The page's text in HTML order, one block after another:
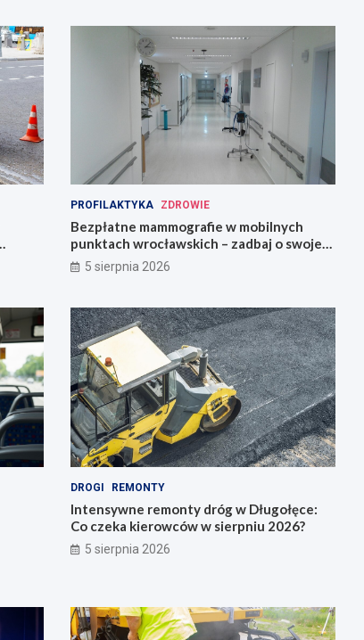
PROFILAKTYKA ZDROWIE
Bezpłatne mammografie w mobilnych
punktach wrocławskich – zadbaj o swoje
zdrowie!
5 sierpnia 2026
DROGI REMONTY
Intensywne remonty dróg w Długołęce:
Co czeka kierowców w sierpniu 2026?
5 sierpnia 2026